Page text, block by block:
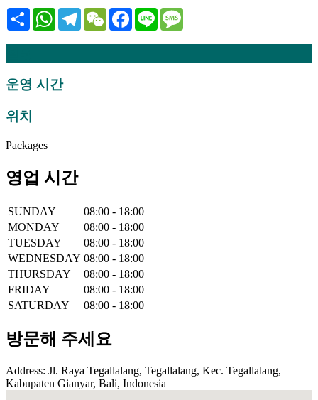
Share WhatsAppTelegramWeChatFacebook
Line
운영 시간
위치
Packages
영업 시간
SUNDAY
08:00 - 18:00
MONDAY
08:00 - 18:00
TUESDAY
08:00 - 18:00
WEDNESDAY 08:00 - 18:00
THURSDAY
08:00 - 18:00
FRIDAY
08:00 - 18:00
SATURDAY
08:00 - 18:00
방문해 주세요
Address: Jl. Raya Tegallalang, Tegallalang, Kec. Tegallalang,
Kabupaten Gianyar, Bali, Indonesia